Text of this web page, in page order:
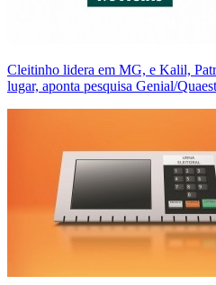
Cleitinho lidera em MG, e Kalil,
lugar, aponta pesquisa Genial/Quaest